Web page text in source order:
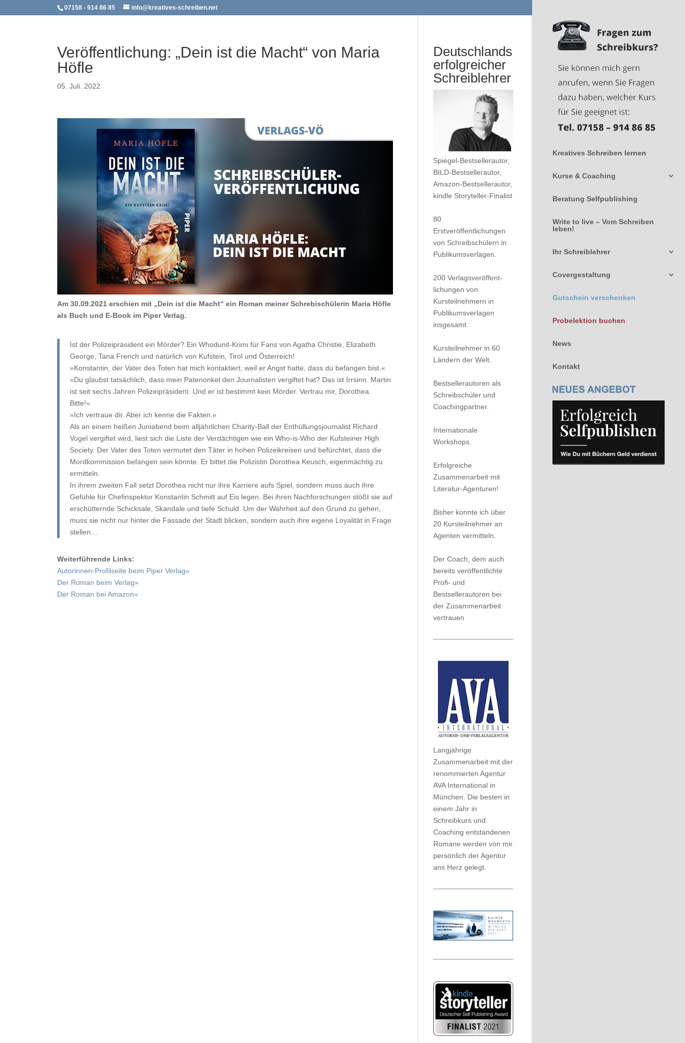
07158 - 914 86 85 info@kreatives-schreiben.net
Kreatives Schreiben lernen
Kurse & Coaching
Beratung Selfpublishing
Write to live – Vom Schreiben
leben!
Ihr Schreiblehrer
Covergestaltung
Gutschein verschenken
Probelektion buchen
News
Kontakt
Veröffentlichung: „Dein ist die Macht“ von Maria
Höfle
05. Juli. 2022
Am 30.09.2021 erschien mit „Dein ist die Macht“ ein Roman meiner Schrebischülerin Maria Höfle
als Buch und E-Book im Piper Verlag.
Ist der Polizeipräsident ein Mörder? Ein Whodunit-Krimi für Fans von Agatha Christie, Elizabeth
George, Tana French und natürlich von Kufstein, Tirol und Österreich!
»Konstantin, der Vater des Toten hat mich kontaktiert, weil er Angst hatte, dass du befangen bist.«
»Du glaubst tatsächlich, dass mein Patenonkel den Journalisten vergiftet hat? Das ist Irrsinn. Martin
ist seit sechs Jahren Polizeipräsident. Und er ist bestimmt kein Mörder. Vertrau mir, Dorothea.
Bitte!«
»Ich vertraue dir. Aber ich kenne die Fakten.«
Als an einem heißen Juniabend beim alljährlichen Charity-Ball der Enthüllungsjournalist Richard
Vogel vergiftet wird, liest sich die Liste der Verdächtigen wie ein Who-is-Who der Kufsteiner High
Society. Der Vater des Toten vermutet den Täter in hohen Polizeikreisen und befürchtet, dass die
Mordkommission befangen sein könnte. Er bittet die Polizistin Dorothea Keusch, eigenmächtig zu
ermitteln.
In ihrem zweiten Fall setzt Dorothea nicht nur ihre Karriere aufs Spiel, sondern muss auch ihre
Gefühle für Chefinspektor Konstantin Schmitt auf Eis legen. Bei ihren Nachforschungen stößt sie auf
erschütternde Schicksale, Skandale und tiefe Schuld. Um der Wahrheit auf den Grund zu gehen,
muss sie nicht nur hinter die Fassade der Stadt blicken, sondern auch ihre eigene Loyalität in Frage
stellen…
Weiterführende Links:
Autorinnen-Profilseite beim Piper Verlag»
Der Roman beim Verlag»
Der Roman bei Amazon»
Deutschlands
erfolgreicher
Schreiblehrer
Spiegel-Bestsellerautor,
BILD-Bestsellerautor,
Amazon-Bestsellerautor,
kindle Storyteller-Finalist
80
Erstveröffentlichungen
von Schreibschülern in
Publikumsverlagen.
200 Verlags­ver­öffent­
lichungen von
Kursteilnehmern in
Publikumsverlagen
insgesamt.
Kursteilnehmer in 60
Ländern der Welt.
Bestsellerautoren als
Schreibschüler und
Coachingpartner.
Internationale
Workshops.
Erfolgreiche
Zusammenarbeit mit
Literatur-Agenturen!
Bisher konnte ich über
20 Kursteilnehmer an
Agenten vermitteln.
Der Coach, dem auch
bereits veröffentlichte
Profi- und
Bestsellerautoren bei
der Zusammenarbeit
vertrauen
Langjährige
Zusammenarbeit mit der
renommierten Agentur
AVA International in
München. Die besten in
einem Jahr in
Schreibkurs und
Coaching entstandenen
Romane werden von mir
persönlich der Agentur
ans Herz gelegt.